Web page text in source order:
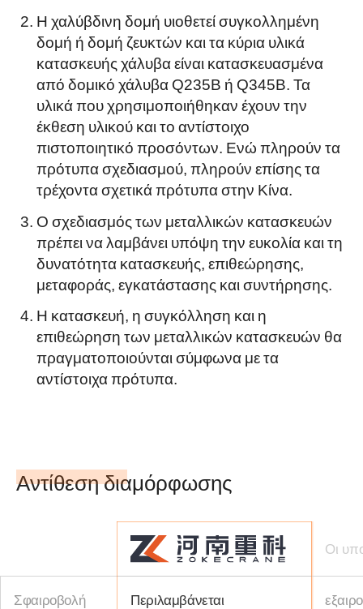
Η χαλύβδινη δομή υιοθετεί συγκολλημένη
δομή ή δομή ζευκτών και τα κύρια υλικά
κατασκευής χάλυβα είναι κατασκευασμένα
από δομικό χάλυβα Q235B ή Q345B. Τα
υλικά που χρησιμοποιήθηκαν έχουν την
έκθεση υλικού και το αντίστοιχο
πιστοποιητικό προσόντων. Ενώ πληρούν τα
πρότυπα σχεδιασμού, πληρούν επίσης τα
τρέχοντα σχετικά πρότυπα στην Κίνα.
Ο σχεδιασμός των μεταλλικών κατασκευών
πρέπει να λαμβάνει υπόψη την ευκολία και τη
δυνατότητα κατασκευής, επιθεώρησης,
μεταφοράς, εγκατάστασης και συντήρησης.
Η κατασκευή, η συγκόλληση και η
επιθεώρηση των μεταλλικών κατασκευών θα
πραγματοποιούνται σύμφωνα με τα
αντίστοιχα πρότυπα.
Αντίθεση διαμόρφωσης
Οι
Σφαιροβολή Περιλαμβάνεται